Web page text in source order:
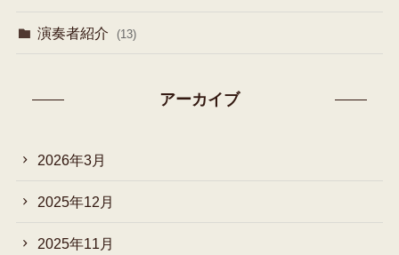
演奏者紹介 (13)
アーカイブ
2026年3月
2025年12月
2025年11月